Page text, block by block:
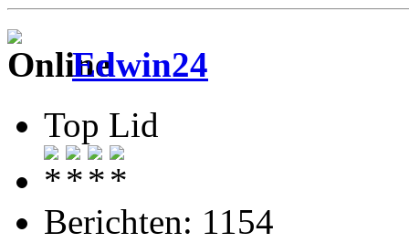
Edwin24
Top Lid
Berichten: 1154